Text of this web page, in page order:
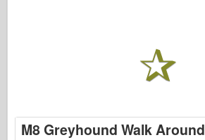
M8 Greyhound Walk Around